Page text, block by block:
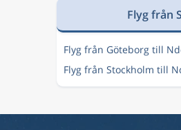
Flyg från
Flyg från Göteborg till
Flyg från Stockholm till